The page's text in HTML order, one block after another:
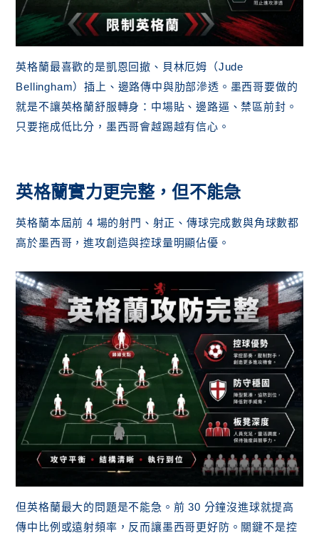
英格蘭最喜歡的是凱恩回撤、貝林厄姆（Jude
Bellingham）插上、邊路傳中與肋部滲透。墨西哥要做的
就是不讓英格蘭舒服轉身：中場貼、邊路逼、禁區前封。
只要拖成低比分，墨西哥會越踢越有信心。
英格蘭實力更完整，但不能急
英格蘭本屆前 4 場的射門、射正、傳球完成數與角球數都
高於墨西哥，進攻創造與控球量明顯佔優。
但英格蘭最大的問題是不能急。前 30 分鐘沒進球就提高
傳中比例或遠射頻率，反而讓墨西哥更好防。關鍵不是控